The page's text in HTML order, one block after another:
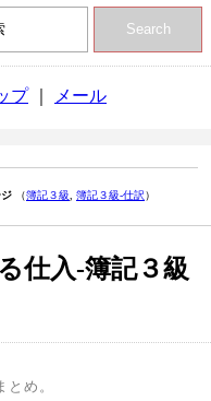
Search
プ｜ メール
（簿記３級 簿記３級‐仕訳）
仕入‐簿記３級
め。